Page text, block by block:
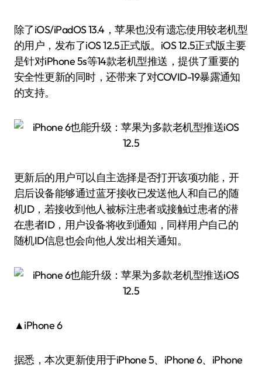
除了iOS/iPadOS 13.4，苹果也没有遗忘使用较老机型
的用户，发布了iOS 12.5正式版。iOS 12.5正式版主要
是针对iPhone 5s等14款老机型推送，提供了重要的
安全性更新的同时，还带来了对COVID-19暴露通知
的支持。
更新后的用户可以自主选择是否打开该项功能，开
启后设备能够通过蓝牙接收已发送他人和自己的随
机ID，若接收到他人被标注患者或接触过患者的潜
在患者ID，用户设备将收到通知，同样用户自己的
随机ID信息也会向他人发出相关通知。
▲iPhone 6
据悉，本次更新使用于iPhone 5、iPhone 6、iPhone